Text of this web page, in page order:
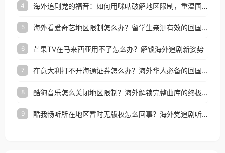
4 海外追剧党的福音：如何用咪咕破解地区限制，重温国内精彩
5 海外看爱奇艺地区限制怎么办？留学生亲测有效的回国加速器选择指南
6 芒果TV在马来西亚用不了怎么办？解锁海外追剧新姿势
7 在意大利打不开海通证券怎么办？海外华人必备的回国加速指南（附2026世界杯观赛秘籍）
8 酷狗音乐怎么关闭地区限制？海外解锁完整曲库的终极指南
9 酷我畅听所在地区暂时无版权怎么回事？海外党追剧听歌的破局指南